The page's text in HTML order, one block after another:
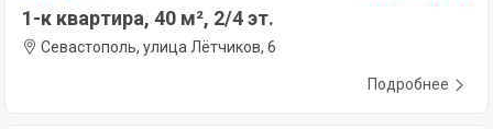
1-к квартира, 40 м², 2/4 эт.
Севастополь, улица Лётчиков, 6
Подробнее